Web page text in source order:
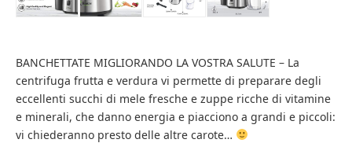
BANCHETTATE MIGLIORANDO LA VOSTRA SALUTE – La
centrifuga frutta e verdura vi permette di preparare degli
eccellenti succhi di mele fresche e zuppe ricche di vitamine
e minerali, che danno energia e piacciono a grandi e piccoli:
vi chiederanno presto delle altre carote…